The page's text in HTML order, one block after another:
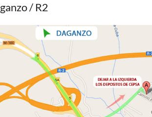
/ R2